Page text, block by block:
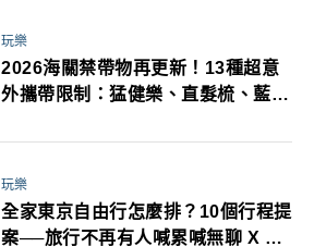
玩樂
2026海關禁帶物再更新！13種超意
外攜帶限制：猛健樂、直髮梳、藍牙
萬！注意事項一次看！
玩樂
全家東京自由行怎麼排？10個行程提
案──旅行不再有人喊累喊無聊 X 爸